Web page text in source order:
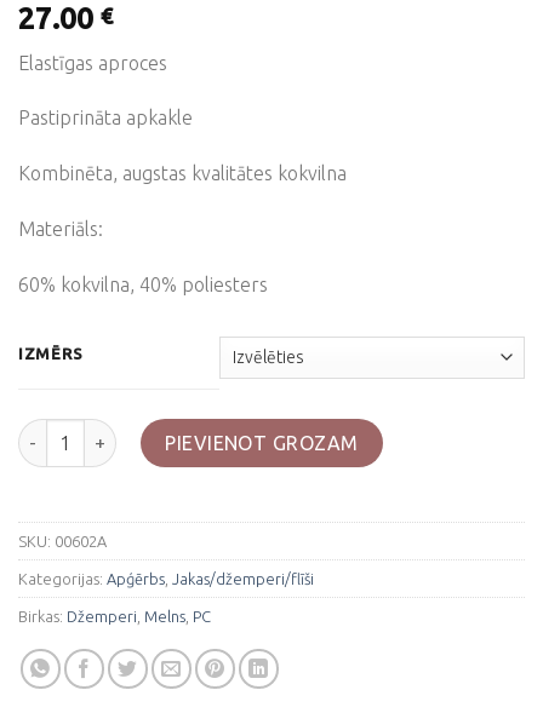
27.00 €
Elastīgas aproces
Pastiprināta apkakle
Kombinēta, augstas kvalitātes kokvilna
Materiāls:
60% kokvilna, 40% poliesters
IZMĒRS
Džemperis ar aprocēm, "PC", 340 g/m² daudzums
PIEVIENOT GROZAM
SKU: 00602A
Kategorijas: Apģērbs Jakas/džemperi/flīši
Birkas: Džemperi Melns PC